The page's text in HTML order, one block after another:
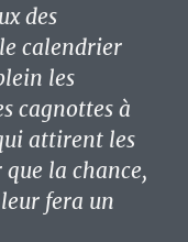
des
calendrier
les
cagnottes à
attirent les
que la chance,
fera un